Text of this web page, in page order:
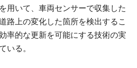
用いて、車両センサーで収集した
路上の変化した箇所を検出するこ
率的な更新を可能にする技術の実
いる。